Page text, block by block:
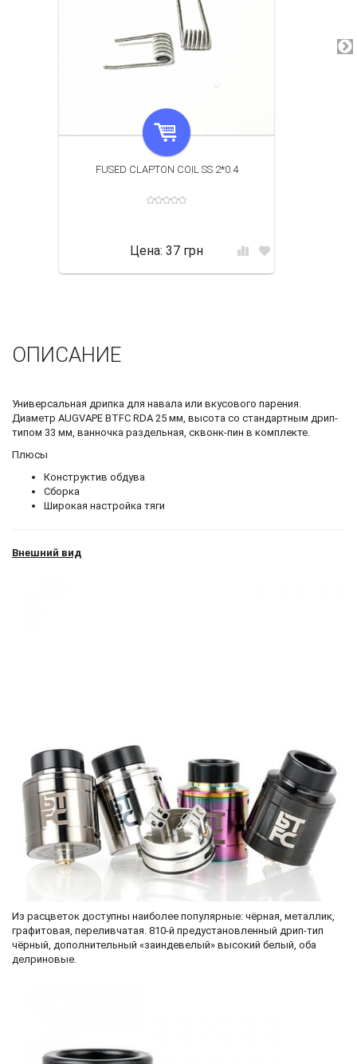
FUSED CLAPTON COIL SS 2*0.4
Цена: 37 грн
ОПИСАНИЕ
Универсальная дрипка для навала или вкусового парения.
Диаметр AUGVAPE BTFC RDA 25 мм, высота со стандартным дрип-
типом 33 мм, ванночка раздельная, сквонк-пин в комплекте.
Плюсы
Конструктив обдува
Сборка
Широкая настройка тяги
Внешний вид
Из расцветок доступны наиболее популярные: чёрная, металлик,
графитовая, переливчатая. 810-й предустановленный дрип-тип
чёрный, дополнительный «заиндевелый» высокий белый, оба
делриновые.